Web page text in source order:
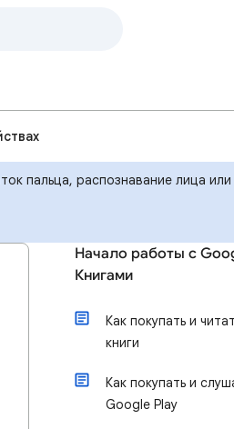
пальца, распознавание лица
Начало работы с
Книгами
Как покупать и
книги
Как покупать и
Google Play